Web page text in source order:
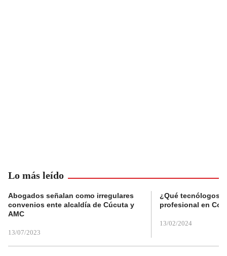
Lo más leído
Abogados señalan como irregulares
convenios ente alcaldía de Cúcuta y
AMC
13/07/2023
¿Qué tecnólogos
profesional en
13/02/2024